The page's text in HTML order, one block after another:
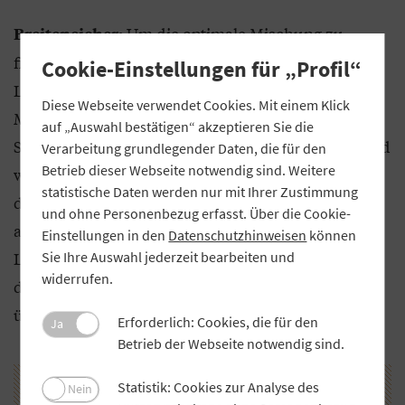
Breiteneicher:Um die optimale Mischung zu
finden, haben wir uns Tipps vom
Landwirtschaftsamt geholt. Letztlich ist eine
Mischung mit verschiedenen Kleearten, Leindotter,
Sonnenblume, Kornblume, Mohn, Ringelblume und
weiteren Sorten herausgekommen. Die Kosten für
das Saatgut haben wir übernommen und uns
außerdem um die Organisation der
Lohnunternehmer gekümmert. Diese haben dann
die Ansaat in Abstimmung mit den Landwirten
übernommen.
Cookie-Einstellungen für „Profil“
Diese Webseite verwendet Cookies. Mit einem Klick
auf „Auswahl bestätigen“ akzeptieren Sie die
Verarbeitung grundlegender Daten, die für den
Betrieb dieser Webseite notwendig sind. Weitere
statistische Daten werden nur mit Ihrer Zustimmung
und ohne Personenbezug erfasst. Über die Cookie-
Einstellungen in den Datenschutzhinweisen können
Sie Ihre Auswahl jederzeit bearbeiten und
widerrufen.
Ja
Erforderlich: Cookies, die für den
Betrieb der Webseite notwendig sind.
Nein
Statistik: Cookies zur Analyse des